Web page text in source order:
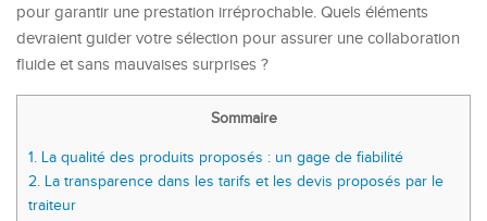
pour garantir une prestation irréprochable. Quels éléments
devraient guider votre sélection pour assurer une collaboration
fluide et sans mauvaises surprises ?
Sommaire
1. La qualité des produits proposés : un gage de fiabilité
2. La transparence dans les tarifs et les devis proposés par le
traiteur